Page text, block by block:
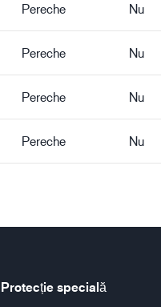
Pereche Nu
Pereche Nu
Pereche Nu
Pereche Nu
Protecție specială